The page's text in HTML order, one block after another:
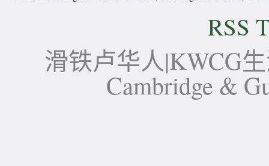
RSS
滑铁卢华人|KWCG
Cambridge &